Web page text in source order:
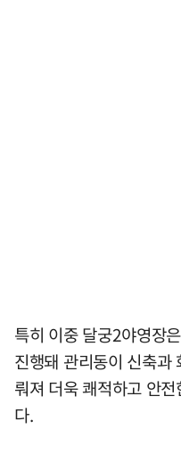
특히 이중 달궁2야영장
진행돼 관리동이 신축과
뤄져 더욱 쾌적하고 안
다.